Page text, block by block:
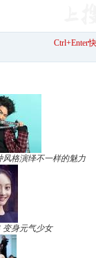
Ctrl+Enter
格演绎不一样的魅力
变身元气少女